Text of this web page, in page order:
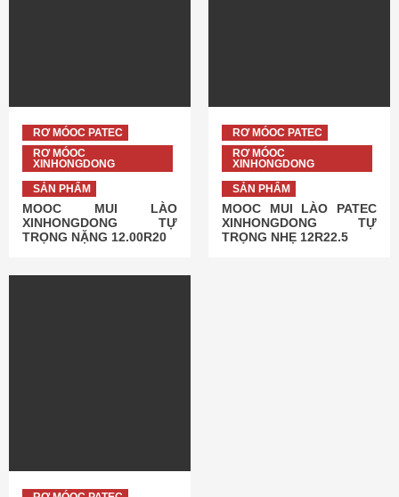
RƠ MÓOC PATEC
RƠ MÓOC
XINHONGDONG
SẢN PHẨM
MOOC MUI LÀO
XINHONGDONG TỰ
TRỌNG NẶNG 12.00R20
RƠ MÓOC PATEC
RƠ MÓOC
XINHONGDONG
SẢN PHẨM
MOOC MUI LÀO PATEC
XINHONGDONG TỰ
TRỌNG NHẸ 12R22.5